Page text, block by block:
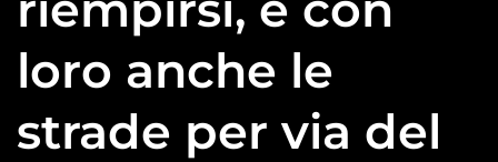
loro anche le
strade per via del